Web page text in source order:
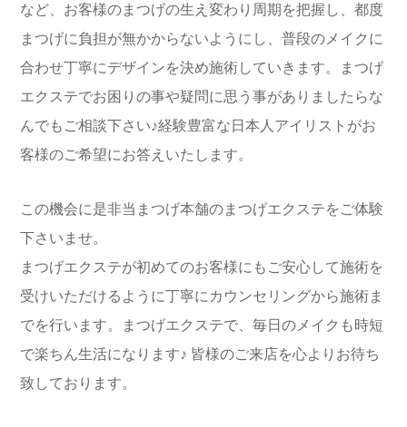
など、お客様のまつげの生え変わり周期を把握し、都度
まつげに負担が無かからないようにし、 普段のメイクに
合わせ丁寧にデザインを決め施術していきます。
まつげ
エクステでお困りの事や疑問に思う事がありましたらな
んでもご相談下さい♪経験豊富な日本人アイリストがお
客様のご希望にお答えいたします。
この機会に是非当まつげ本舗のまつげエクステをご体験
下さいませ。
まつげエクステが初めてのお客様にもご安心して施術を
受けいただけるように丁寧にカウンセリングから施術ま
でを行います。まつげエクステで、毎日のメイクも時短
で楽ちん生活になります♪ 皆様のご来店を心よりお待ち
致しております。